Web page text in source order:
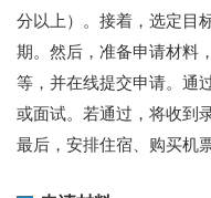
分以上）。接着，选定目
期。然后，准备申请材料
等，并在线提交申请。通
或面试。若通过，将收到
最后，安排住宿、购买机